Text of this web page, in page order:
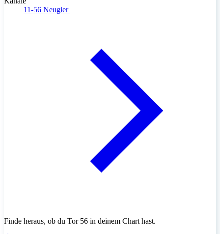
11-56 Neugier
Finde heraus, ob du Tor 56 in deinem Chart hast.